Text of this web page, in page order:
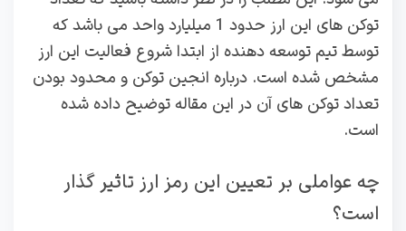
توکن های این ارز حدود 1 میلیارد واحد می باشد که
توسط تیم توسعه دهنده از ابتدا شروع فعالیت این ارز
مشخص شده است. درباره انجین توکن و محدود بودن
تعداد توکن های آن در این مقاله توضیح داده شده
است.
چه عواملی بر تعیین این رمز ارز تاثیر گذار
است؟